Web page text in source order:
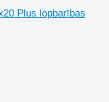
Plus lopbarības